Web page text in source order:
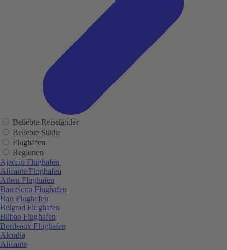
Beliebte Reiseländer
Beliebte Städte
Flughäfen
Regionen
Ajaccio Flughafen
Alicante Flughafen
Athen Flughafen
Barcelona Flughafen
Bari Flughafen
Belgrad Flughafen
Bilbao Flughafen
Bordeaux Flughafen
Alcudia
Alicante